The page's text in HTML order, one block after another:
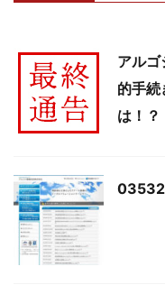
アル
的手
は！？